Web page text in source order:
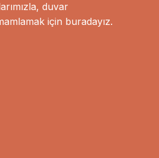
duvar
için buradayız.